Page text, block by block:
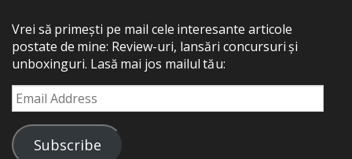
Vrei să primești pe mail cele interesante articole
postate de mine: Review-uri, lansări concursuri și
unboxinguri. Lasă mai jos mailul tău:
Email
Address
Subscribe